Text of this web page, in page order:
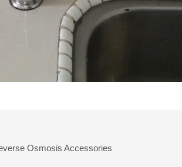
Osmosis Accessories